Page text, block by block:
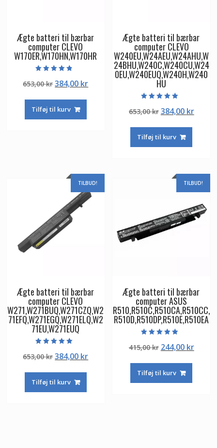
Ægte batteri til bærbar
computer CLEVO
W170ER,W170HN,W170HR
4.50
ud af 5
653,00krDen
pris
var:
384,00 krDen
Tilføj til kurv
Ægte batteri til bærbar
computer CLEVO
W240EU,W24AEU,W24AHU,W
24BHU,W240C,W240CU,W24
0EU,W240EUQ,W240H,W240
HU
5.00
ud af 5
653,00kr Den
pris
var:
384,00 krDen
Tilføj til kurv
TILBUD!
Ægte batteri til bærbar
computer CLEVO
W271,W271BUQ,W271CZQ,W2
71EFQ,W271EGQ,W271ELQ,W2
71EU,W271EUQ
5.00
ud af 5
653,00krDen
pris
var:
384,00 krDen
Tilføj til kurv
TILBUD!
Ægte batteri til bærbar
computer ASUS
R510,R510C,R510CA,R510CC,
R510D,R510DP,R510E,R510EA
4.50
ud af 5
415,00kr Den
pris
var:
244,00 krDen
Tilføj til kurv